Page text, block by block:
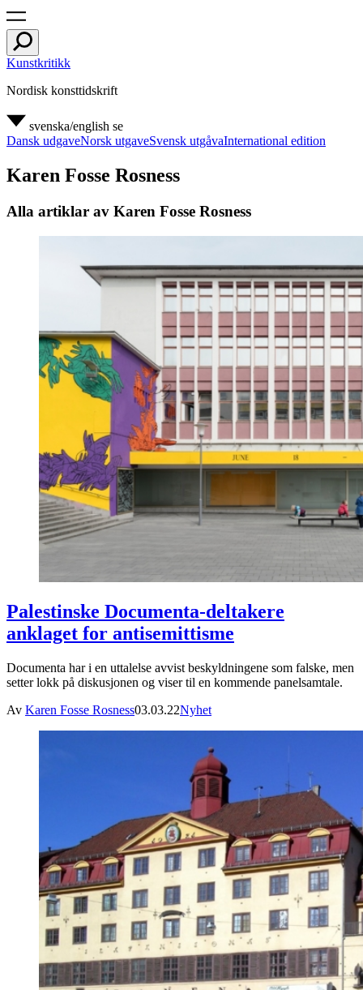
Kunstkritikk
Nordisk konsttidskrift
svenska/english se
Dansk udgaveNorsk utgaveSvensk utgåvaInternational edition
Karen Fosse Rosness
Alla artiklar av Karen Fosse Rosness
Palestinske Documenta-deltakere
anklaget for antisemittisme
Documenta har i en uttalelse avvist beskyldningene som falske, men
setter lokk på diskusjonen og viser til en kommende panelsamtale.
Av Karen Fosse Rosness03.03.22Nyhet